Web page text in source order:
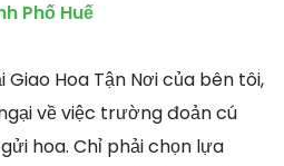
Phố Huế
Hoa Tận Nơi của bên tôi,
về việc trường đoản cú
hoa. Chỉ phải chọn lựa